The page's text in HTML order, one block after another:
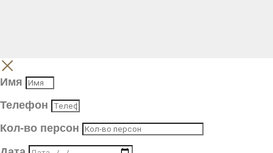
Имя
Телефон
Кол-во персон